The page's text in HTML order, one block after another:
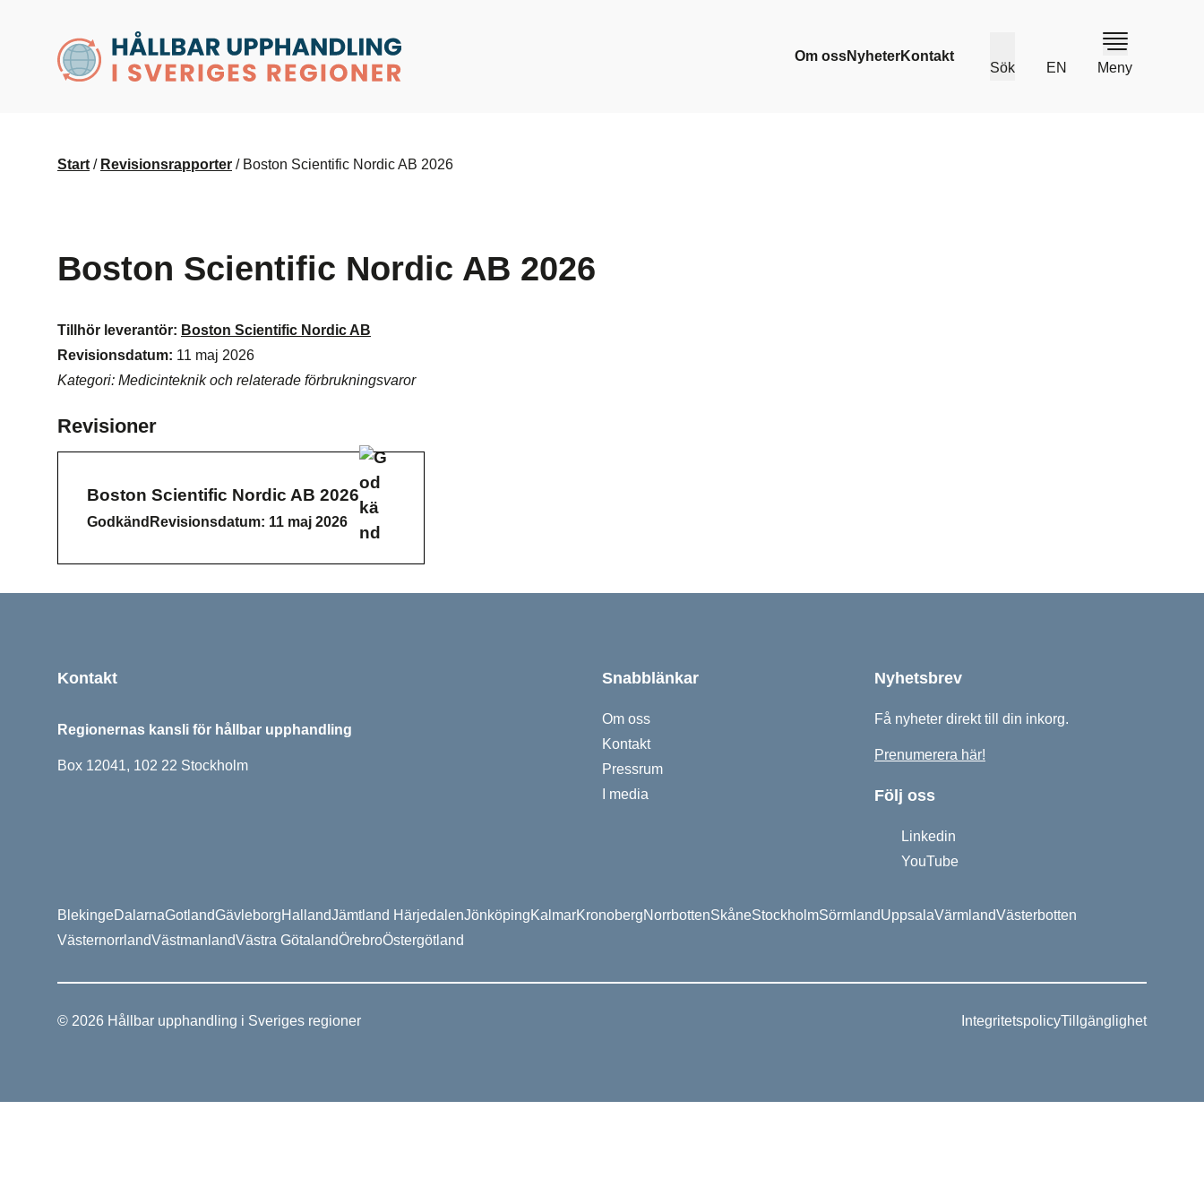
husr.se
Om ossNyheterKontakt
Sök EN Meny
Start / Revisionsrapporter / Boston Scientific Nordic AB 2026
Boston Scientific Nordic AB 2026
Tillhör leverantör: Boston Scientific Nordic AB
Revisionsdatum: 11 maj 2026
Kategori: Medicinteknik och relaterade förbrukningsvaror
Revisioner
Boston Scientific Nordic AB 2026
Godkänd
Godkänd Revisionsdatum: 11 maj 2026
Kontakt
Regionernas kansli för hållbar upphandling
Box 12041, 102 22 Stockholm
Snabblänkar
Om oss
Kontakt
Pressrum
I media
Nyhetsbrev
Få nyheter direkt till din inkorg.
Prenumerera här!
Följ oss
Linkedin
YouTube
BlekingeDalarnaGotlandGävleborgHallandJämtland HärjedalenJönköpingKalmarKronobergNorrbottenSkåneStockholmSörmlandUppsalaVärmlandVästerbotten
VästernorrlandVästmanlandVästra GötalandÖrebroÖstergötland
© 2026 Hållbar upphandling i Sveriges regioner IntegritetspolicyTillgänglighet